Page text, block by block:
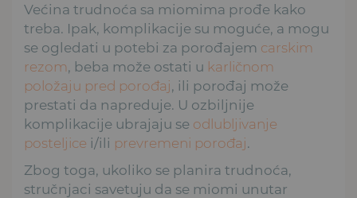
Većina trudnoća sa miomima prođe kako
treba. Ipak, komplikacije su moguće, a mogu
se ogledati u potebi za porođajem carskim
rezom, beba može ostati u karličnom
položaju pred porođaj, ili porođaj može
prestati da napreduje. U ozbiljnije
komplikacije ubrajaju se odlubljivanje
posteljice i/ili prevremeni porođaj.
Zbog toga, ukoliko se planira trudnoća,
stručnjaci savetuju da se miomi unutar